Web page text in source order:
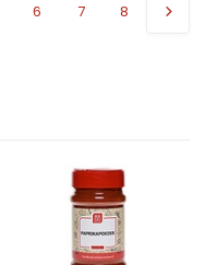
6 7 8